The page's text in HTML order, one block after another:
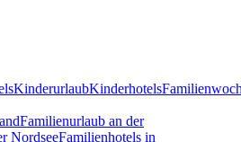
KinderurlaubKinderhotels
Familienurlaub an der
NordseeFamilienhotels in